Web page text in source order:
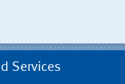
Services